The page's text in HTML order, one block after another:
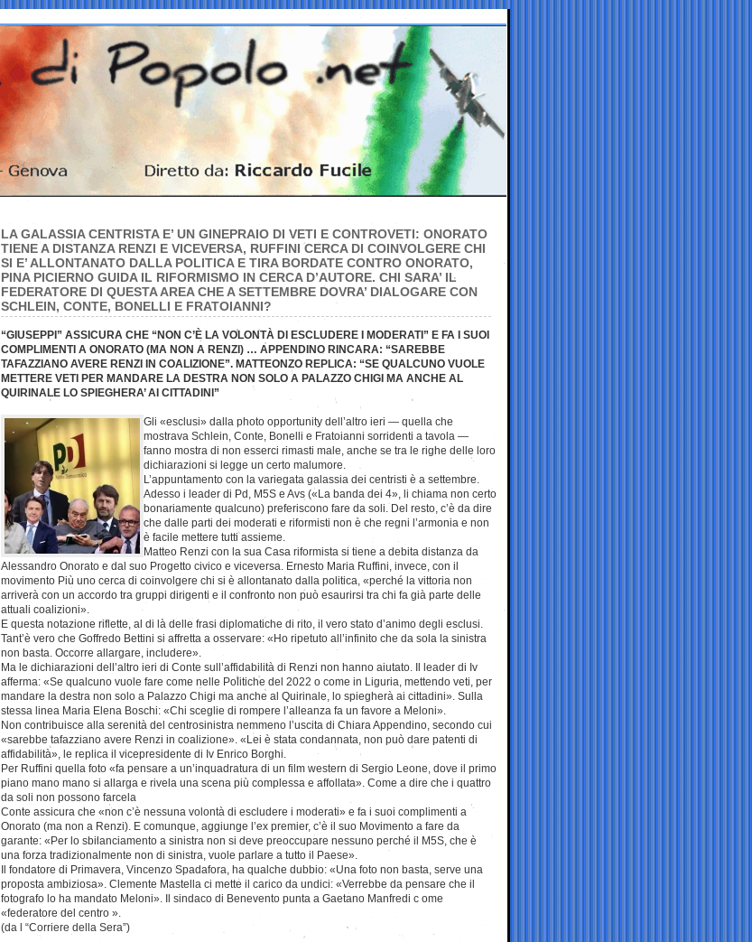
LA GALASSIA CENTRISTA E’ UN GINEPRAIO DI VETI E CONTROVETI: ONORATO
TIENE A DISTANZA RENZI E VICEVERSA, RUFFINI CERCA DI COINVOLGERE CHI
SI E’ ALLONTANATO DALLA POLITICA E TIRA BORDATE CONTRO ONORATO,
PINA PICIERNO GUIDA IL RIFORMISMO IN CERCA D’AUTORE. CHI SARA’ IL
FEDERATORE DI QUESTA AREA CHE A SETTEMBRE DOVRA’ DIALOGARE CON
SCHLEIN, CONTE, BONELLI E FRATOIANNI?
“GIUSEPPI” ASSICURA CHE “NON C’È LA VOLONTÀ DI ESCLUDERE I MODERATI” E FA I SUOI
COMPLIMENTI A ONORATO (MA NON A RENZI) … APPENDINO RINCARA: “SAREBBE
TAFAZZIANO AVERE RENZI IN COALIZIONE”. MATTEONZO REPLICA: “SE QUALCUNO VUOLE
METTERE VETI PER MANDARE LA DESTRA NON SOLO A PALAZZO CHIGI MA ANCHE AL
QUIRINALE LO SPIEGHERA’ AI CITTADINI”
Gli «esclusi» dalla photo opportunity dell’altro ieri — quella che
mostrava Schlein, Conte, Bonelli e Fratoianni sorridenti a tavola —
fanno mostra di non esserci rimasti male, anche se tra le righe delle loro
dichiarazioni si legge un certo malumore.
L’appuntamento con la variegata galassia dei centristi è a settembre.
Adesso i leader di Pd, M5S e Avs («La banda dei 4», li chiama non certo
bonariamente qualcuno) preferiscono fare da soli. Del resto, c’è da dire
che dalle parti dei moderati e riformisti non è che regni l’armonia e non
è facile mettere tutti assieme.
Matteo Renzi con la sua Casa riformista si tiene a debita distanza da
Alessandro Onorato e dal suo Progetto civico e viceversa. Ernesto Maria Ruffini, invece, con il
movimento Più uno cerca di coinvolgere chi si è allontanato dalla politica, «perché la vittoria non
arriverà con un accordo tra gruppi dirigenti e il confronto non può esaurirsi tra chi fa già parte delle
attuali coalizioni».
E questa notazione riflette, al di là delle frasi diplomatiche di rito, il vero stato d’animo degli esclusi.
Tant’è vero che Goffredo Bettini si affretta a osservare: «Ho ripetuto all’infinito che da sola la sinistra
non basta. Occorre allargare, includere».
Ma le dichiarazioni dell’altro ieri di Conte sull’affidabilità di Renzi non hanno aiutato. Il leader di Iv
afferma: «Se qualcuno vuole fare come nelle Politiche del 2022 o come in Liguria, mettendo veti, per
mandare la destra non solo a Palazzo Chigi ma anche al Quirinale, lo spiegherà ai cittadini». Sulla
stessa linea Maria Elena Boschi: «Chi sceglie di rompere l’alleanza fa un favore a Meloni».
Non contribuisce alla serenità del centrosinistra nemmeno l’uscita di Chiara Appendino, secondo cui
«sarebbe tafazziano avere Renzi in coalizione». «Lei è stata condannata, non può dare patenti di
affidabilità», le replica il vicepresidente di Iv Enrico Borghi.
Per Ruffini quella foto «fa pensare a un’inquadratura di un film western di Sergio Leone, dove il primo
piano mano mano si allarga e rivela una scena più complessa e affollata». Come a dire che i quattro
da soli non possono farcela
Conte assicura che «non c’è nessuna volontà di escludere i moderati» e fa i suoi complimenti a
Onorato (ma non a Renzi). E comunque, aggiunge l’ex premier, c’è il suo Movimento a fare da
garante: «Per lo sbilanciamento a sinistra non si deve preoccupare nessuno perché il M5S, che è
una forza tradizionalmente non di sinistra, vuole parlare a tutto il Paese».
Il fondatore di Primavera, Vincenzo Spadafora, ha qualche dubbio: «Una foto non basta, serve una
proposta ambiziosa». Clemente Mastella ci mette il carico da undici: «Verrebbe da pensare che il
fotografo lo ha mandato Meloni». Il sindaco di Benevento punta a Gaetano Manfredi c ome
«federatore del centro ».
(da l “Corriere della Sera”)